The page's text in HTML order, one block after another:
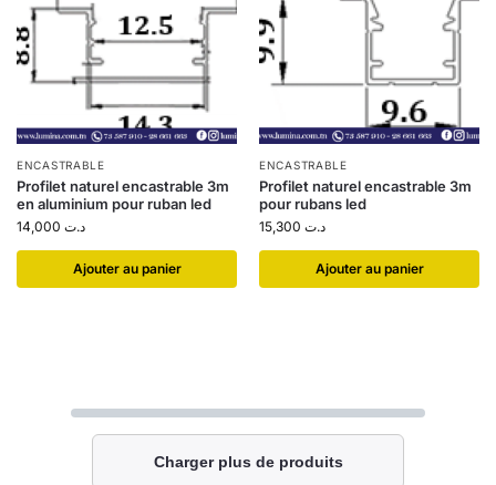
ENCASTRABLE
Profilet naturel encastrable 3m
en aluminium pour ruban led
د.ت
Ajouter au panier
ENCASTRABLE
Profilet naturel encastrable 3m
pour rubans led
د.ت
Ajouter au panier
Charger plus de produits